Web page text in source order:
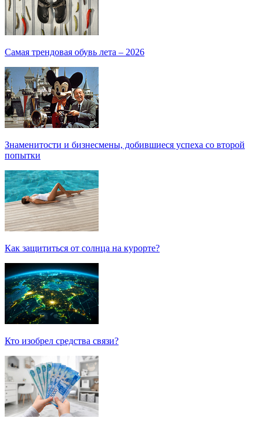
Самая трендовая обувь лета – 2026
Знаменитости и бизнесмены, добившиеся успеха со второй
попытки
Как защититься от солнца на курорте?
Кто изобрел средства связи?